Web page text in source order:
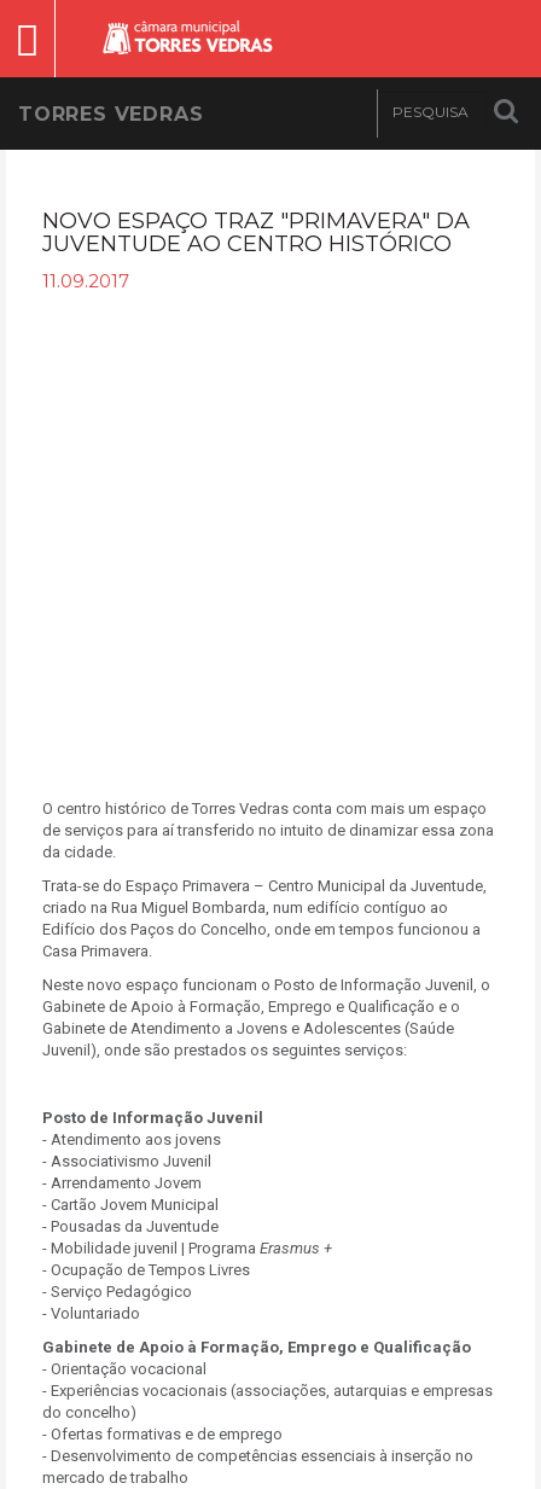
TORRES VEDRAS
NOVO ESPAÇO TRAZ "PRIMAVERA" DA
JUVENTUDE AO CENTRO HISTÓRICO
11.09.2017
O centro histórico de Torres Vedras conta com mais um espaço
de serviços para aí transferido no intuito de dinamizar essa zona
da cidade.
Trata-se do Espaço Primavera – Centro Municipal da Juventude,
criado na Rua Miguel Bombarda, num edifício contíguo ao
Edifício dos Paços do Concelho, onde em tempos funcionou a
Casa Primavera.
Neste novo espaço funcionam o Posto de Informação Juvenil, o
Gabinete de Apoio à Formação, Emprego e Qualificação e o
Gabinete de Atendimento a Jovens e Adolescentes (Saúde
Juvenil), onde são prestados os seguintes serviços:
Posto de Informação Juvenil
- Atendimento aos jovens
- Associativismo Juvenil
- Arrendamento Jovem
- Cartão Jovem Municipal
- Pousadas da Juventude
- Mobilidade juvenil | Programa Erasmus +
- Ocupação de Tempos Livres
- Serviço Pedagógico
- Voluntariado
Gabinete de Apoio à Formação, Emprego e Qualificação
- Orientação vocacional
- Experiências vocacionais (associações, autarquias e empresas
do concelho)
- Ofertas formativas e de emprego
- Desenvolvimento de competências essenciais à inserção no
mercado de trabalho